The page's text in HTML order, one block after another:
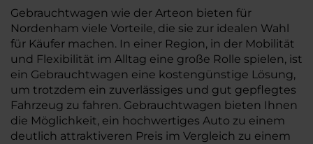
Gebrauchtwagen wie der Arteon bieten für
Nordenham viele Vorteile, die sie zur idealen Wahl
für Käufer machen. In einer Region, in der Mobilität
und Flexibilität im Alltag eine große Rolle spielen, ist
ein Gebrauchtwagen eine kostengünstige Lösung,
um trotzdem ein zuverlässiges und gut gepflegtes
Fahrzeug zu fahren. Gebrauchtwagen bieten Ihnen
die Möglichkeit, ein hochwertiges Auto zu einem
deutlich attraktiveren Preis im Vergleich zu einem